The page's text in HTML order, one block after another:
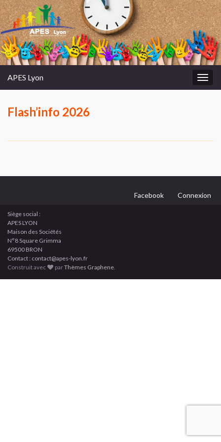
APES Lyon
Flash’info 2026
Facebook Connexion
Siège social :
APES LYON
Maison des Sociétés
N°8 Square Grimma
69500 BRON
Contact : contact@apes-lyon.fr
Construit avec
parThèmes Graphene